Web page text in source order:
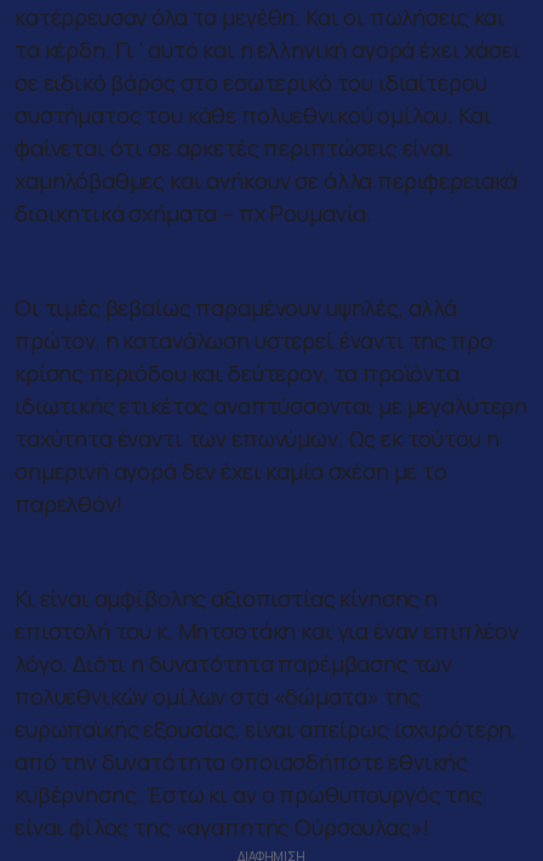
κατέρρευσαν όλα τα μεγέθη. Και οι πωλήσεις και
τα κέρδη. Γι΄αυτό και η ελληνική αγορά έχει χάσει
σε ειδικό βάρος στο εσωτερικό του ιδιαίτερου
συστήματος του κάθε πολυεθνικού ομίλου. Και
φαίνεται ότι σε αρκετές περιπτώσεις είναι
χαμηλόβαθμες και ανήκουν σε άλλα περιφερειακά
διοικητικά σχήματα – πχ Ρουμανία.
Οι τιμές βεβαίως παραμένουν υψηλές, αλλά
πρώτον, η κατανάλωση υστερεί έναντι της προ
κρίσης περιόδου και δεύτερον, τα προϊόντα
ιδιωτικής ετικέτας αναπτύσσονται με μεγαλύτερη
ταχύτητα έναντι των επωνύμων. Ως εκ τούτου η
σημερινή αγορά δεν έχει καμία σχέση με το
παρελθόν!
Κι είναι αμφίβολης αξιοπιστίας κίνησης η
επιστολή του κ. Μητσοτάκη και για έναν επιπλέον
λόγο. Διότι η δυνατότητα παρέμβασης των
πολυεθνικών ομίλων στα «δώματα» της
ευρωπαϊκής εξουσίας, είναι απείρως ισχυρότερη,
από την δυνατότητα οποιασδήποτε εθνικής
κυβέρνησης. Έστω κι αν ο πρωθυπουργός της
είναι φίλος της «αγαπητής Ούρσουλας»!